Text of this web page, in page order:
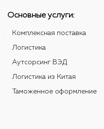
Основные услуги:
Комплексная поставка
Логистика
Аутсорсинг ВЭД
Логистика из Китая
Таможенное оформление